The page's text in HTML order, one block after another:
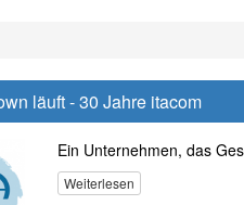
läuft - 30 Jahre itacom
Ein Unternehmen, das
Weiterlesen